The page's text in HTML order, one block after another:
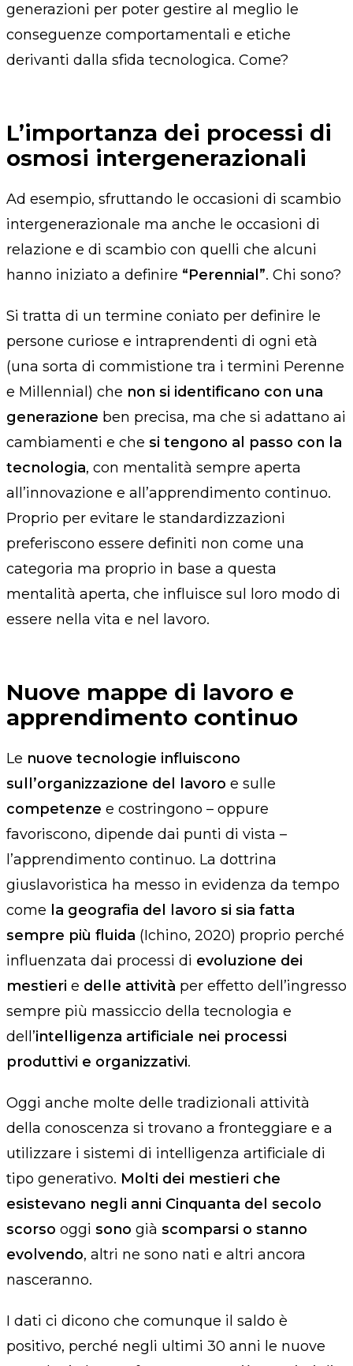
generazioni per poter gestire al meglio le
conseguenze comportamentali e etiche
derivanti dalla sfida tecnologica. Come?
L’importanza dei processi di
osmosi intergenerazionali
Ad esempio, sfruttando le occasioni di scambio
intergenerazionale ma anche le occasioni di
relazione e di scambio con quelli che alcuni
hanno iniziato a definire “Perennial”. Chi sono?
Si tratta di un termine coniato per definire le
persone curiose e intraprendenti di ogni età
(una sorta di commistione tra i termini Perenne
e Millennial) che non si identificano con una
generazione ben precisa, ma che si adattano ai
cambiamenti e che si tengono al passo con la
tecnologia, con mentalità sempre aperta
all’innovazione e all’apprendimento continuo.
Proprio per evitare le standardizzazioni
preferiscono essere definiti non come una
categoria ma proprio in base a questa
mentalità aperta, che influisce sul loro modo di
essere nella vita e nel lavoro.
Nuove mappe di lavoro e
apprendimento continuo
Le nuove tecnologie influiscono
sull’organizzazione del lavoro e sulle
competenze e costringono – oppure
favoriscono, dipende dai punti di vista –
l’apprendimento continuo. La dottrina
giuslavoristica ha messo in evidenza da tempo
come la geografia del lavoro si sia fatta
sempre più fluida (Ichino, 2020) proprio perché
influenzata dai processi di evoluzione dei
mestieri e delle attività per effetto dell’ingresso
sempre più massiccio della tecnologia e
dell’intelligenza artificiale nei processi
produttivi e organizzativi.
Oggi anche molte delle tradizionali attività
della conoscenza si trovano a fronteggiare e a
utilizzare i sistemi di intelligenza artificiale di
tipo generativo. Molti dei mestieri che
esistevano negli anni Cinquanta del secolo
scorso oggi sono già scomparsi o stanno
evolvendo, altri ne sono nati e altri ancora
nasceranno.
I dati ci dicono che comunque il saldo è
positivo, perché negli ultimi 30 anni le nuove